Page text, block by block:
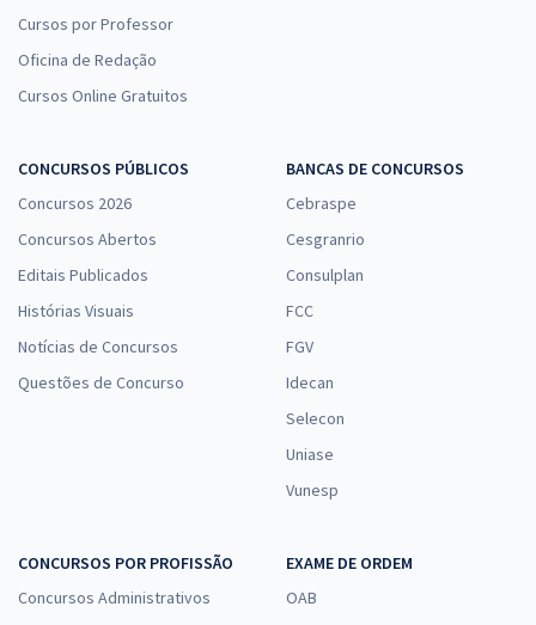
Cursos por Professor
Oficina de Redação
Cursos Online Gratuitos
CONCURSOS PÚBLICOS
Concursos 2026
Concursos Abertos
Editais Publicados
Histórias Visuais
Notícias de Concursos
Questões de Concurso
BANCAS DE CONCURSOS
Cebraspe
Cesgranrio
Consulplan
FCC
FGV
Idecan
Selecon
Uniase
Vunesp
CONCURSOS POR PROFISSÃO
Concursos Administrativos
EXAME DE ORDEM
OAB